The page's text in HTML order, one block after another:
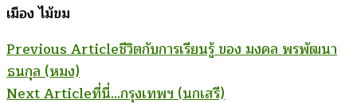
เมือง ไม้ขม
Post
Navigation
Previous Articleชีวิตกับการเรียนรู้ ของ มงคล พรพัฒนา
ธนกุล (หมง)
Next Articleที่นี่…กรุงเทพฯ (นกเสรี)